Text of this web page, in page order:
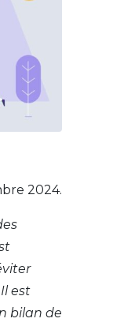
2024.
est
bilan de